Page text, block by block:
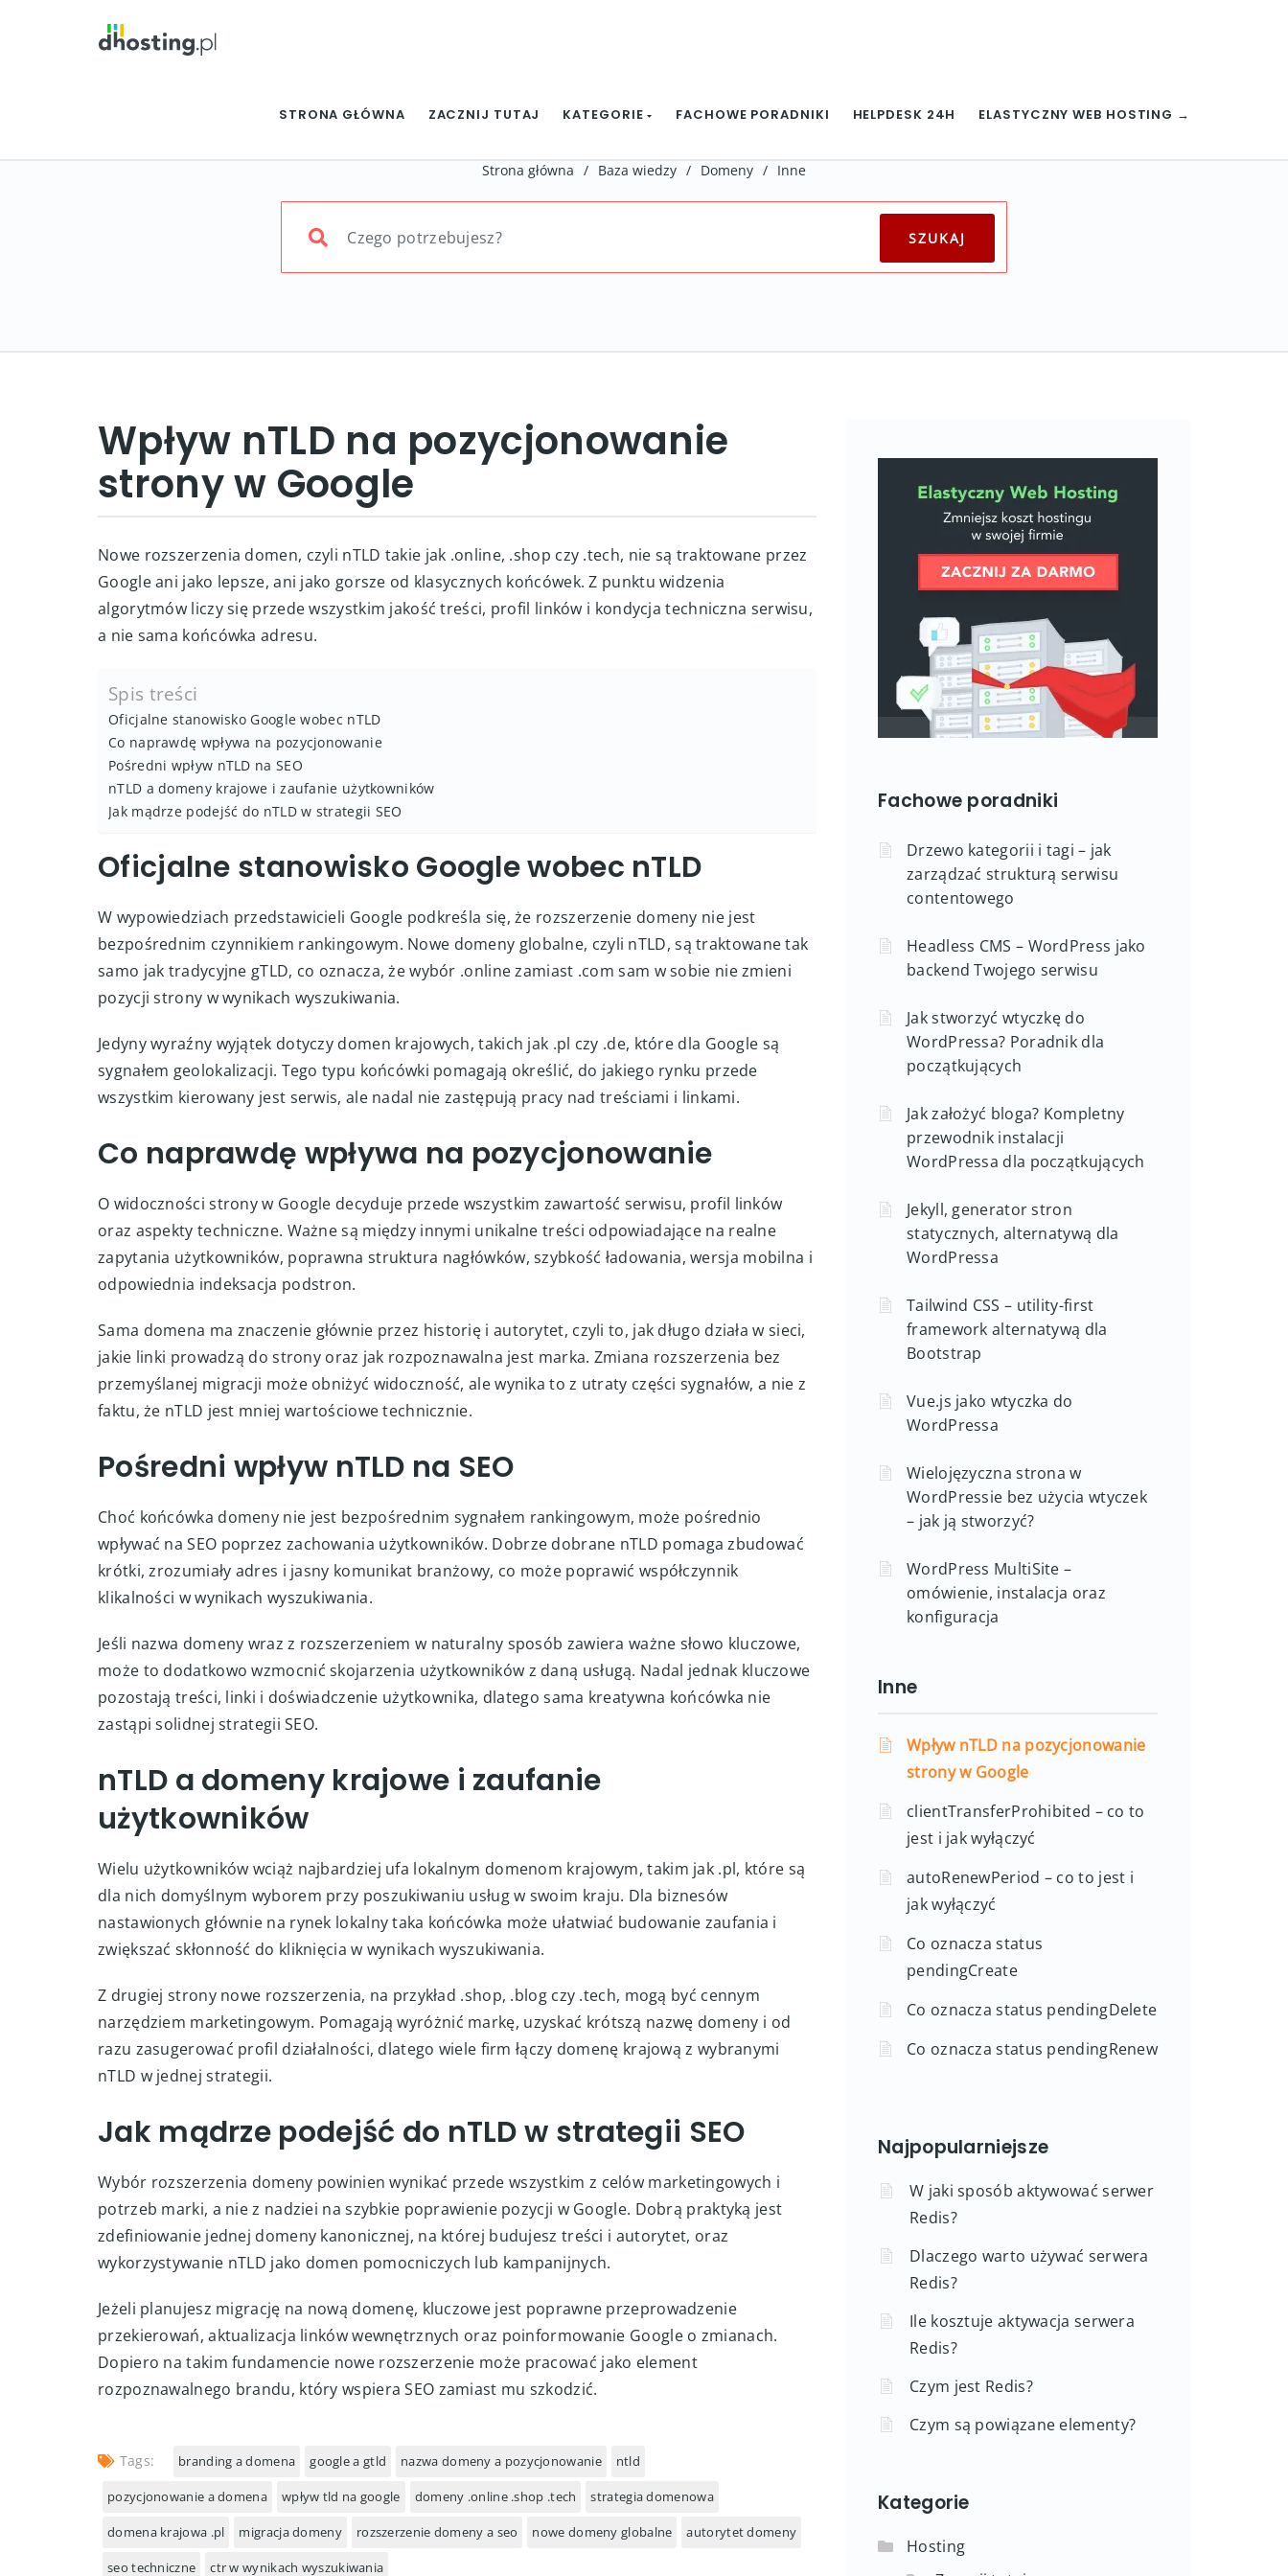
STRONA GŁÓWNA ZACZNIJ TUTAJ KATEGORIE FACHOWE PORADNIKI HELPDESK 24H ELASTYCZNY WEB HOSTING →
Strona główna / Baza wiedzy / Domeny / Inne
Wpływ nTLD na pozycjonowanie
strony w Google
Nowe rozszerzenia domen, czyli nTLD takie jak .online, .shop czy .tech, nie są traktowane przez
Google ani jako lepsze, ani jako gorsze od klasycznych końcówek. Z punktu widzenia
algorytmów liczy się przede wszystkim jakość treści, profil linków i kondycja techniczna serwisu,
a nie sama końcówka adresu.
Spis treści
Oficjalne stanowisko Google wobec nTLD
Co naprawdę wpływa na pozycjonowanie
Pośredni wpływ nTLD na SEO
nTLD a domeny krajowe i zaufanie użytkowników
Jak mądrze podejść do nTLD w strategii SEO
Oficjalne stanowisko Google wobec nTLD
W wypowiedziach przedstawicieli Google podkreśla się, że rozszerzenie domeny nie jest
bezpośrednim czynnikiem rankingowym. Nowe domeny globalne, czyli nTLD, są traktowane tak
samo jak tradycyjne gTLD, co oznacza, że wybór .online zamiast .com sam w sobie nie zmieni
pozycji strony w wynikach wyszukiwania.
Jedyny wyraźny wyjątek dotyczy domen krajowych, takich jak .pl czy .de, które dla Google są
sygnałem geolokalizacji. Tego typu końcówki pomagają określić, do jakiego rynku przede
wszystkim kierowany jest serwis, ale nadal nie zastępują pracy nad treściami i linkami.
Co naprawdę wpływa na pozycjonowanie
O widoczności strony w Google decyduje przede wszystkim zawartość serwisu, profil linków
oraz aspekty techniczne. Ważne są między innymi unikalne treści odpowiadające na realne
zapytania użytkowników, poprawna struktura nagłówków, szybkość ładowania, wersja mobilna i
odpowiednia indeksacja podstron.
Sama domena ma znaczenie głównie przez historię i autorytet, czyli to, jak długo działa w sieci,
jakie linki prowadzą do strony oraz jak rozpoznawalna jest marka. Zmiana rozszerzenia bez
przemyślanej migracji może obniżyć widoczność, ale wynika to z utraty części sygnałów, a nie z
faktu, że nTLD jest mniej wartościowe technicznie.
Pośredni wpływ nTLD na SEO
Choć końcówka domeny nie jest bezpośrednim sygnałem rankingowym, może pośrednio
wpływać na SEO poprzez zachowania użytkowników. Dobrze dobrane nTLD pomaga zbudować
krótki, zrozumiały adres i jasny komunikat branżowy, co może poprawić współczynnik
klikalności w wynikach wyszukiwania.
Jeśli nazwa domeny wraz z rozszerzeniem w naturalny sposób zawiera ważne słowo kluczowe,
może to dodatkowo wzmocnić skojarzenia użytkowników z daną usługą. Nadal jednak kluczowe
pozostają treści, linki i doświadczenie użytkownika, dlatego sama kreatywna końcówka nie
zastąpi solidnej strategii SEO.
nTLD a domeny krajowe i zaufanie
użytkowników
Wielu użytkowników wciąż najbardziej ufa lokalnym domenom krajowym, takim jak .pl, które są
dla nich domyślnym wyborem przy poszukiwaniu usług w swoim kraju. Dla biznesów
nastawionych głównie na rynek lokalny taka końcówka może ułatwiać budowanie zaufania i
zwiększać skłonność do kliknięcia w wynikach wyszukiwania.
Z drugiej strony nowe rozszerzenia, na przykład .shop, .blog czy .tech, mogą być cennym
narzędziem marketingowym. Pomagają wyróżnić markę, uzyskać krótszą nazwę domeny i od
razu zasugerować profil działalności, dlatego wiele firm łączy domenę krajową z wybranymi
nTLD w jednej strategii.
Jak mądrze podejść do nTLD w strategii SEO
Wybór rozszerzenia domeny powinien wynikać przede wszystkim z celów marketingowych i
potrzeb marki, a nie z nadziei na szybkie poprawienie pozycji w Google. Dobrą praktyką jest
zdefiniowanie jednej domeny kanonicznej, na której budujesz treści i autorytet, oraz
wykorzystywanie nTLD jako domen pomocniczych lub kampanijnych.
Jeżeli planujesz migrację na nową domenę, kluczowe jest poprawne przeprowadzenie
przekierowań, aktualizacja linków wewnętrznych oraz poinformowanie Google o zmianach.
Dopiero na takim fundamencie nowe rozszerzenie może pracować jako element
rozpoznawalnego brandu, który wspiera SEO zamiast mu szkodzić.
Tags: branding a domena google a gtld nazwa domeny a pozycjonowanie ntld
pozycjonowanie a domena wpływ tld na google domeny .online .shop .tech strategia domenowa
domena krajowa .pl migracja domeny rozszerzenie domeny a seo nowe domeny globalne autorytet domeny
seo techniczne ctr w wynikach wyszukiwania
Fachowe poradniki
Drzewo kategorii i tagi – jak
zarządzać strukturą serwisu
contentowego
Headless CMS – WordPress jako
backend Twojego serwisu
Jak stworzyć wtyczkę do
WordPressa? Poradnik dla
początkujących
Jak założyć bloga? Kompletny
przewodnik instalacji
WordPressa dla początkujących
Jekyll, generator stron
statycznych, alternatywą dla
WordPressa
Tailwind CSS – utility-first
framework alternatywą dla
Bootstrap
Vue.js jako wtyczka do
WordPressa
Wielojęzyczna strona w
WordPressie bez użycia wtyczek
– jak ją stworzyć?
WordPress MultiSite –
omówienie, instalacja oraz
konfiguracja
Inne
Wpływ nTLD na pozycjonowanie
strony w Google
clientTransferProhibited – co to
jest i jak wyłączyć
autoRenewPeriod – co to jest i
jak wyłączyć
Co oznacza status
pendingCreate
Co oznacza status pendingDelete
Co oznacza status pendingRenew
Najpopularniejsze
W jaki sposób aktywować serwer
Redis?
Dlaczego warto używać serwera
Redis?
Ile kosztuje aktywacja serwera
Redis?
Czym jest Redis?
Czym są powiązane elementy?
Kategorie
Hosting